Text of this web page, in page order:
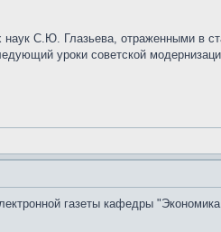
С.Ю. Глазьева, отраженными в
уроки советской
газеты кафедры